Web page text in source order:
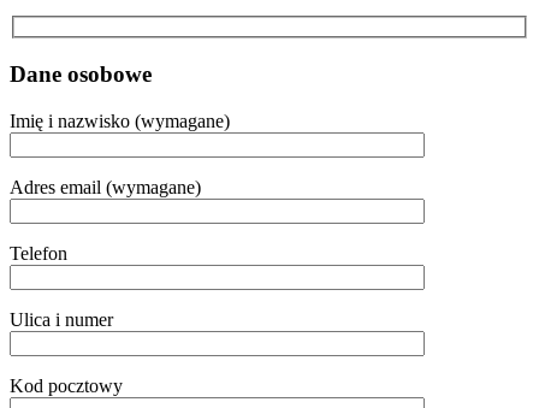
Dane osobowe
Imię i nazwisko (wymagane)
Adres email (wymagane)
Telefon
Ulica i numer
Kod pocztowy